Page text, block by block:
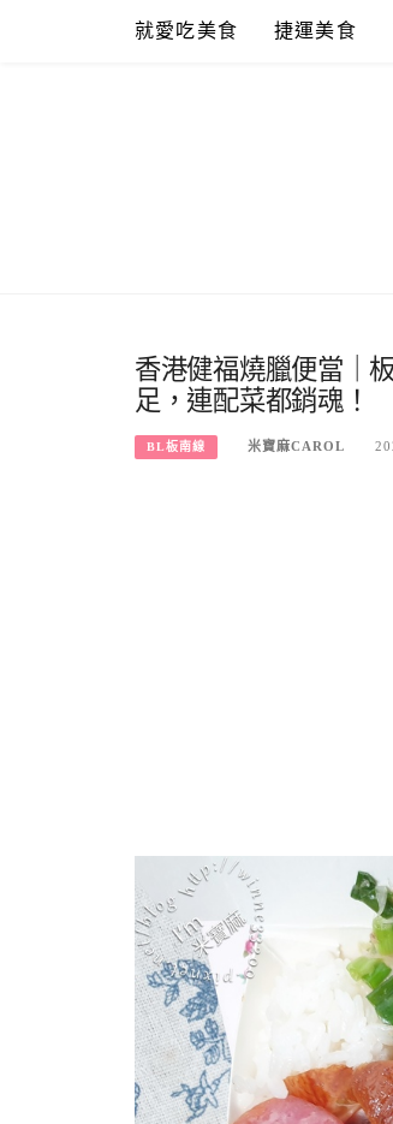
就愛吃美食 捷運美食
香港健福燒臘便當｜
足，連配菜都銷魂！
BL板南線 米寶麻CAROL